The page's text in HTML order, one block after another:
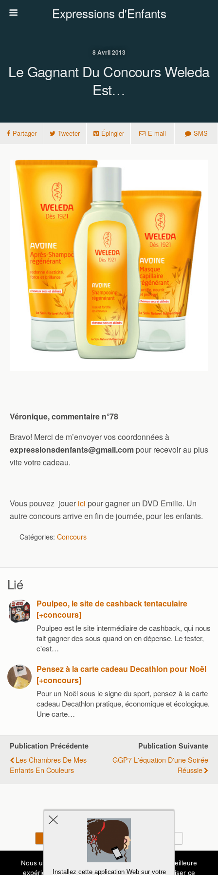
Expressions d'Enfants
8 Avril 2013
Le Gagnant Du Concours Weleda
Est…
Partager Tweeter Épingler E-mail SMS
Véronique, commentaire n°78
Bravo! Merci de m’envoyer vos coordonnées à
expressionsdenfants@gmail.com pour recevoir au plus
vite votre cadeau.
Vous pouvez jouer ici pour gagner un DVD Emilie. Un
autre concours arrive en fin de journée, pour les enfants.
Catégories: Concours
Lié
Poulpeo, le site de cashback tentaculaire
[+concours]
Poulpeo est le site intermédiaire de cashback, qui nous
fait gagner des sous quand on en dépense. Le tester,
c'est…
Pensez à la carte cadeau Decathlon pour Noël
[+concours]
Pour un Noël sous le signe du sport, pensez à la carte
cadeau Decathlon pratique, économique et écologique.
Une carte…
Publication Précédente
Les Chambres De Mes
Enfants En Couleurs
Publication Suivante
GGP7 L'équation D'une Soirée
Réussie
Retour au début
Copyright - Tous droits - Expressions d'Enfants
Nous utilisons des cookies pour vous garantir la meilleure
expérience sur notre site. Si vous continuez à utiliser ce
Installez cette application Web sur votre